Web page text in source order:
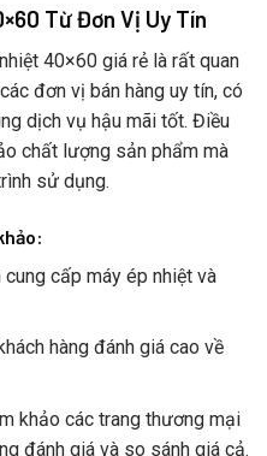
Từ Đơn Vị Uy Tín
40×60 giá rẻ là rất quan
đơn vị bán hàng uy tín, có
dịch vụ hậu mãi tốt. Điều
chất lượng sản phẩm mà
sử dụng.
cấp máy ép nhiệt và
hàng đánh giá cao về
khảo các trang thương mại
đánh giá và so sánh giá cả.